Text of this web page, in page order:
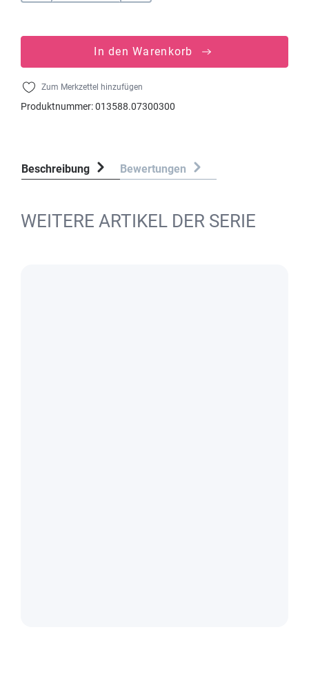
In den Warenkorb
Zum Merkzettel hinzufügen
Produktnummer:013588.07300300
Beschreibung Bewertungen
WEITERE ARTIKEL DER SERIE